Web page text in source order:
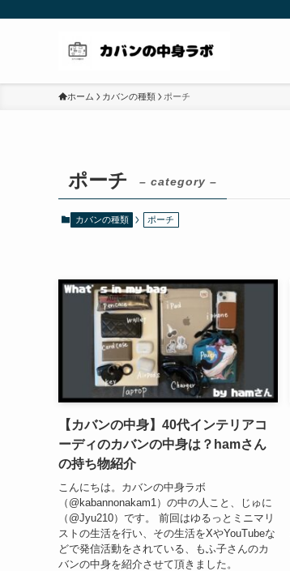
ホーム カバンの種類 ポーチ
ポーチ – category –
カバンの種類 ポーチ
【カバンの中身】40代インテリアコ
ーディのカバンの中身は？hamさん
の持ち物紹介
こんにちは。カバンの中身ラボ
（@kabannonakam1）の中の人こと、じゅに
（@Jyu210）です。 前回はゆるっとミニマリ
ストの生活を行い、その生活をXやYouTubeな
どで発信活動をされている、もふ子さんのカ
バンの中身を紹介させて頂きました。